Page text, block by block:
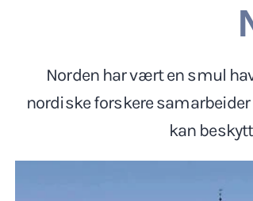
Norden har vært en smul
nordiske forskere
kan